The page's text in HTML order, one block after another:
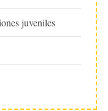
juveniles